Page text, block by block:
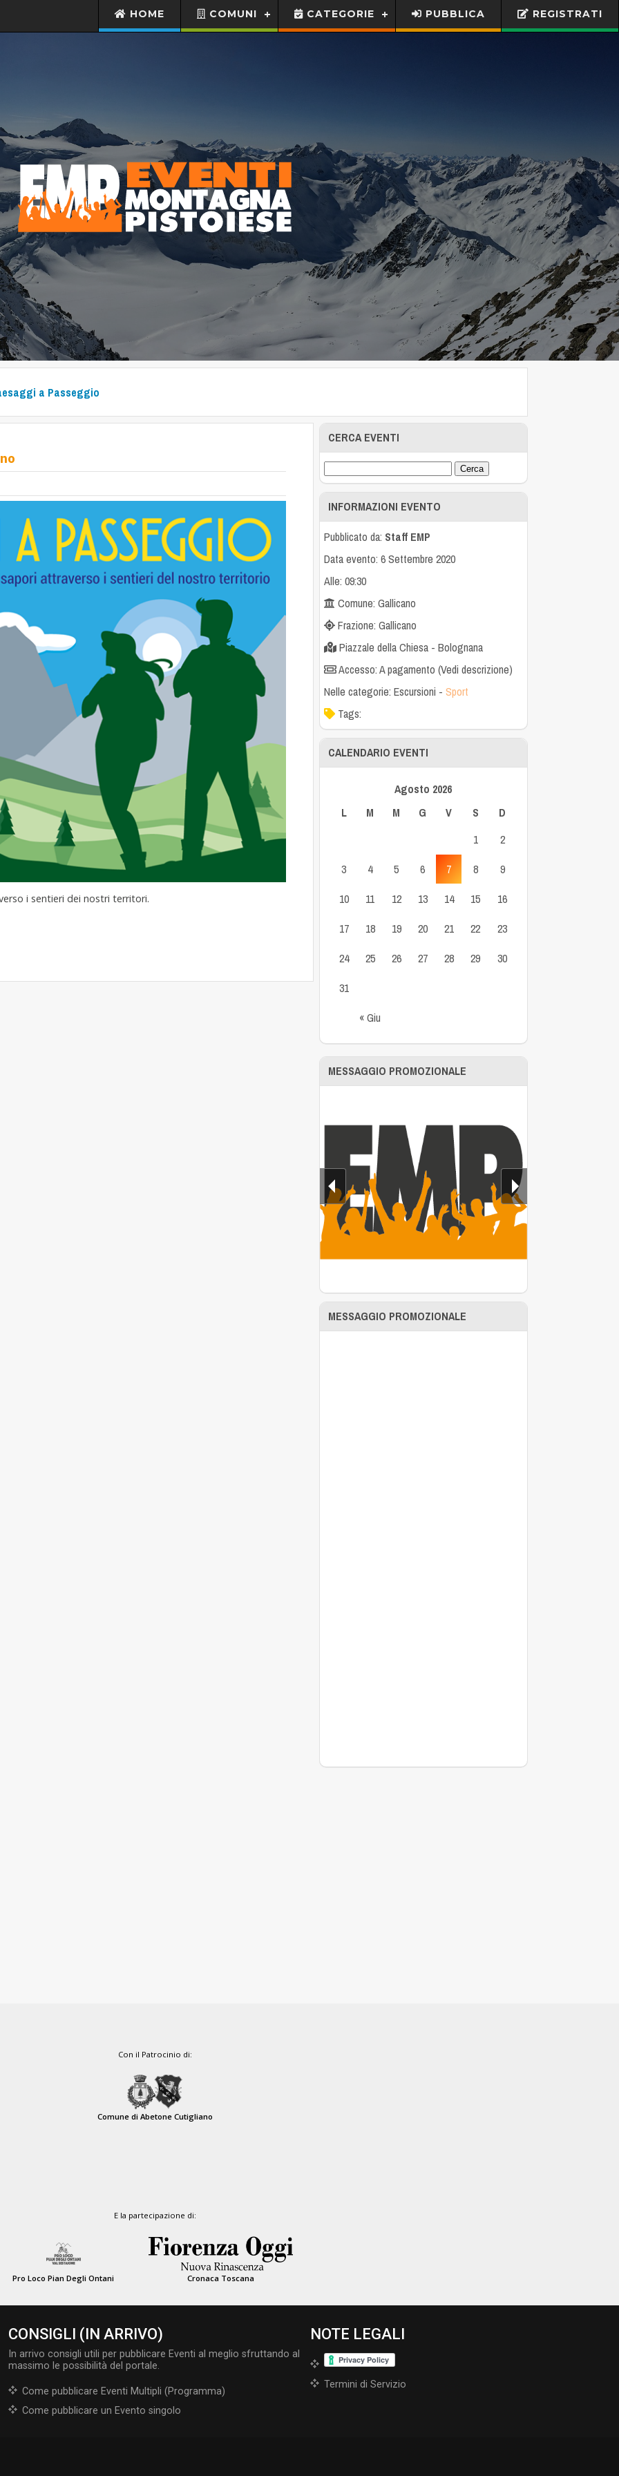
HOME COMUNI CATEGORIE PUBBLICA REGISTRATI
a Passeggio
i sentieri dei nostri territori.
CERCA EVENTI
INFORMAZIONI EVENTO
Pubblicato da: Staff EMP
Data evento: 6 Settembre 2020
Alle: 09:30
Comune: Gallicano
Frazione: Gallicano
Piazzale della Chiesa - Bolognana
Accesso: A pagamento (Vedi descrizione)
Nelle categorie:Escursioni -Sport
Tags:
CALENDARIO EVENTI
Agosto 2026
L
M M G V S D
« Giu
1
2
3
4 5 6 7 8
9
10
11 12 13 14 15
16
17
18 19 20 21 22
23
24
25 26 27 28 29
30
31
MESSAGGIO PROMOZIONALE
MESSAGGIO PROMOZIONALE
Con il Patrocinio di:
Comune di Abetone Cutigliano
E la partecipazione di:
Pro Loco Pian Degli Ontani Cronaca Toscana
CONSIGLI (IN ARRIVO)
In arrivo consigli utili per pubblicare Eventi al meglio sfruttando al
massimo le possibilità del portale.
Come pubblicare Eventi Multipli (Programma)
Come pubblicare un Evento singolo
NOTE LEGALI
Termini di Servizio